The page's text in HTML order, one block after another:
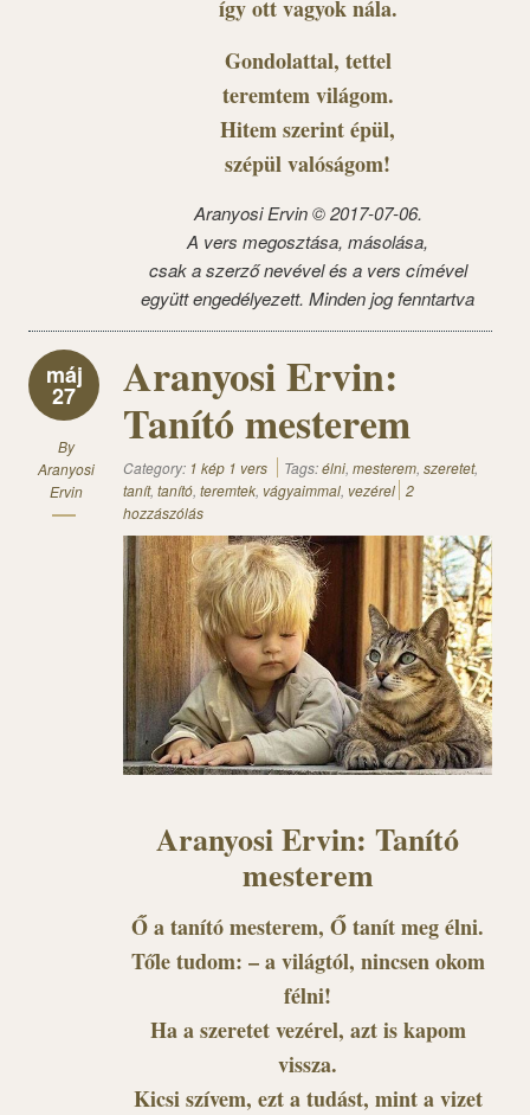
így ott vagyok nála.
Gondolattal, tettel
teremtem világom.
Hitem szerint épül,
szépül valóságom!
Aranyosi Ervin © 2017-07-06.
A vers megosztása, másolása,
csak a szerző nevével és a vers címével
együtt engedélyezett. Minden jog fenntartva
máj
27
By
Aranyosi
Ervin
Aranyosi Ervin:
Tanító mesterem
Category: 1 kép 1 vers Tags:élni, mesterem, szeretet,
tanít, tanító, teremtek, vágyaimmal, vezérel 2
hozzászólás
Aranyosi Ervin: Tanító
mesterem
Ő a tanító mesterem, Ő tanít meg élni.
Tőle tudom: – a világtól, nincsen okom
félni!
Ha a szeretet vezérel, azt is kapom
vissza.
Kicsi szívem, ezt a tudást, mint a vizet